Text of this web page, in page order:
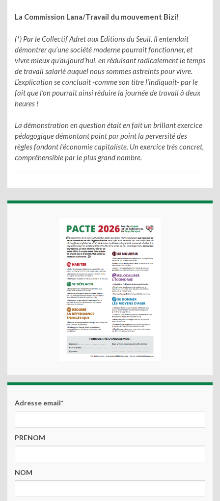
La Commission Lana/Travail du mouvement Bizi!
(*) Par le Collectif Adret aux Editions du Seuil. Il entendait
démontrer qu’une société moderne pourrait fonctionner, et
vivre mieux qu’aujourd’hui, en réduisant radicalement le temps
de travail salarié auquel nous sommes astreints pour vivre.
L’explication se concluait -comme son titre l’indiquait- par le
fait que l’on pourrait ainsi réduire la journée de travail à deux
heures !
La démonstration en question était en fait un brillant exercice
pédagogique démontant point par point la perversité des
règles fondant l’économie capitaliste. Un exercice trés concret,
compréhensible par le plus grand nombre.
Adresse email*
PRENOM
NOM